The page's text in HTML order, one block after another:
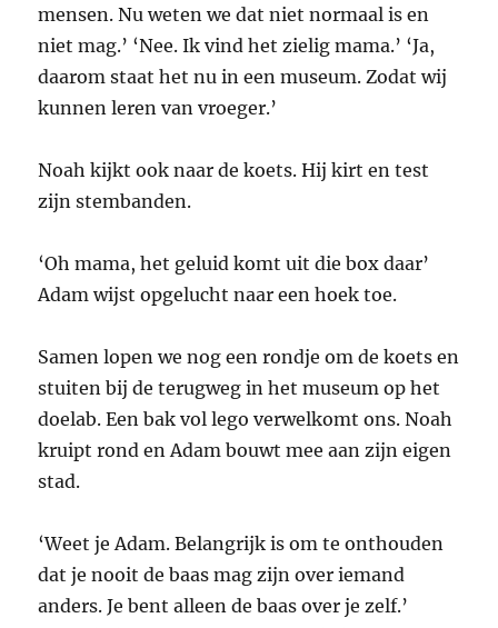
mensen. Nu weten we dat niet normaal is en
niet mag.’ ‘Nee. Ik vind het zielig mama.’ ‘Ja,
daarom staat het nu in een museum. Zodat wij
kunnen leren van vroeger.’
Noah kijkt ook naar de koets. Hij kirt en test
zijn stembanden.
‘Oh mama, het geluid komt uit die box daar’
Adam wijst opgelucht naar een hoek toe.
Samen lopen we nog een rondje om de koets en
stuiten bij de terugweg in het museum op het
doelab. Een bak vol lego verwelkomt ons. Noah
kruipt rond en Adam bouwt mee aan zijn eigen
stad.
‘Weet je Adam. Belangrijk is om te onthouden
dat je nooit de baas mag zijn over iemand
anders. Je bent alleen de baas over je zelf.’